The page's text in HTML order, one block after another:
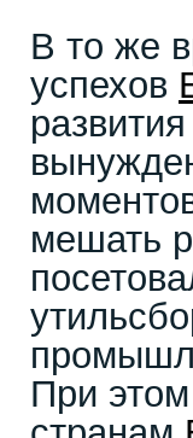
В то же
успехов
мешать
При